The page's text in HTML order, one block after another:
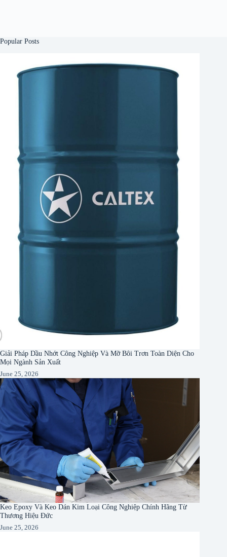
Popular Posts
Giải Pháp Dầu Nhớt Công Nghiệp Và Mỡ Bôi Trơn Toàn Diện Cho
Mọi Ngành Sản Xuất
June 25, 2026
Keo Epoxy Và Keo Dán Kim Loại Công Nghiệp Chính Hãng Từ
Thương Hiệu Đức
June 25, 2026